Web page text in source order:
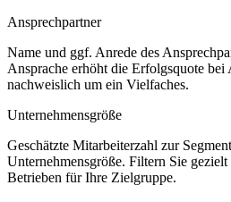
Ansprechpartner
Name und ggf. Anrede des
Ansprache erhöht die Erfolgsquote
nachweislich um ein Vielfaches.
Unternehmensgröße
Geschätzte Mitarbeiterzahl zur
Unternehmensgröße. Filtern Sie
Betrieben für Ihre Zielgruppe.